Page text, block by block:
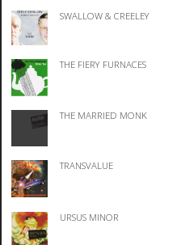
SWALLOW & CREELEY
THE FIERY FURNACES
THE MARRIED MONK
TRANSVALUE
URSUS MINOR